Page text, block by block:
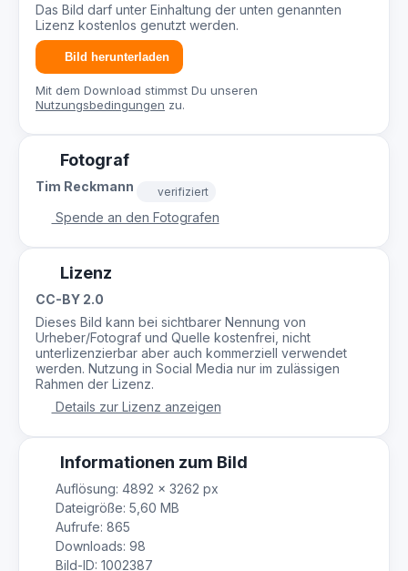
Das Bild darf unter Einhaltung der unten genannten
Lizenz kostenlos genutzt werden.
Bild herunterladen
Mit dem Download stimmst Du unseren
Nutzungsbedingungen zu.
Fotograf
Tim Reckmann verifiziert
Spende an den Fotografen
Lizenz
CC-BY 2.0
Dieses Bild kann bei sichtbarer Nennung von
Urheber/Fotograf und Quelle kostenfrei, nicht
unterlizenzierbar aber auch kommerziell verwendet
werden. Nutzung in Social Media nur im zulässigen
Rahmen der Lizenz.
Details zur Lizenz anzeigen
Informationen zum Bild
Auflösung: 4892 × 3262 px
Dateigröße: 5,60 MB
Aufrufe: 865
Downloads: 98
Bild-ID: 1002387